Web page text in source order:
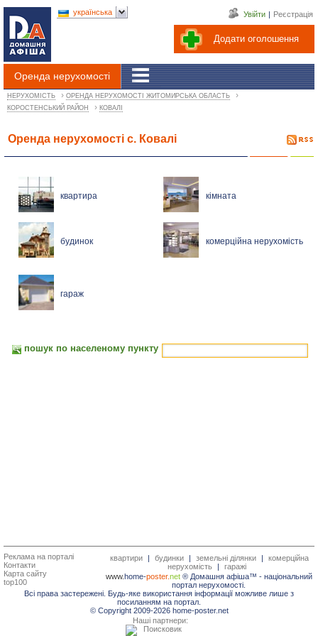
Додати оголошення
Увійти | Реєстрація
Оренда нерухомості
українська
НЕРУХОМІСТЬ › ОРЕНДА НЕРУХОМОСТІ ЖИТОМИРСЬКА ОБЛАСТЬ ›
КОРОСТЕНСЬКИЙ РАЙОН › КОВАЛІ
Оренда нерухомості с. Ковалі
квартира кімната
будинок комерційна нерухомість
гараж
пошук по населеному пункту
Реклама на порталі
Контакти
Карта сайту
top100
квартири | будинки | земельні ділянки |
комерційна
нерухомість
|
гаражі
www.home-poster.net® Домашня афіша™ - національний
портал нерухомості.
Всі права застережені. Будь-яке використання інформації можливе лише з
посиланням на портал.
© Copyright 2009-2026 home-poster.net
Наші партнери: